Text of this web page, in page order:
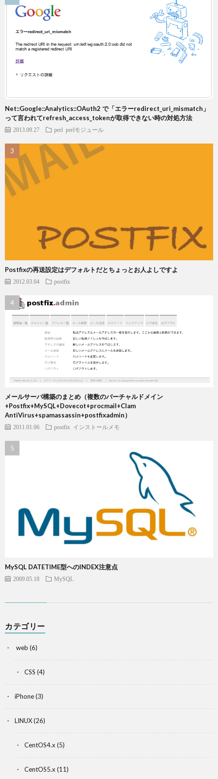
Net::Google::Analytics::OAuth2 で「エラーredirect_uri_mismatch」
って言われてrefresh_access_tokenが取得できない時の対処方法
2013.09.27 perl perlモジュール
Postfixの再送設定はデフォルトだとちょっとお人よしですよ
2012.03.04 postfix
メールサーバ構築のまとめ（複数のバーチャルドメイン
+Postfix+MySQL+Dovecot+procmail+Clam
AntiVirus+spamassassin+postfixadmin）
2011.01.06 postfix インストールメモ
MySQL DATETIME型へのINDEX注意点
2009.05.18 MySQL
カテゴリー
web (6)
CSS (4)
iPhone(3)
LINUX(26)
CentOS4.x (5)
CentOS5.x (11)